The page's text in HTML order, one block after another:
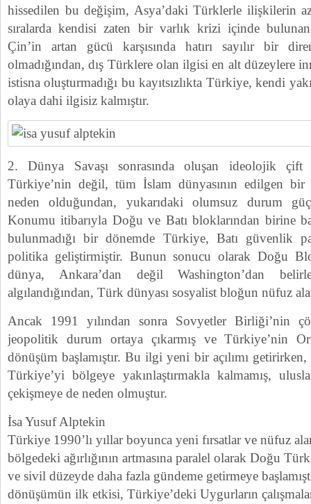
hissedilen bu değişim, Asya’daki Türklerle ilişkilerin
sıralarda kendisi zaten bir varlık krizi içinde
Çin’in artan gücü karşısında hatırı sayılır bir
olmadığından, dış Türklere olan ilgisi en alt düzeylere
istisna oluşturmadığı bu kayıtsızlıkta Türkiye, kendi
olaya dahi ilgisiz kalmıştır.
2. Dünya Savaşı sonrasında oluşan ideolojik çift
Türkiye’nin değil, tüm İslam dünyasının edilgen bir
neden olduğundan, yukarıdaki olumsuz durum
Konumu itibarıyla Doğu ve Batı bloklarından birine
bulunmadığı bir dönemde Türkiye, Batı güvenlik
politika geliştirmiştir. Bunun sonucu olarak Doğu
dünya, Ankara’dan değil Washington’dan
algılandığından, Türk dünyası sosyalist bloğun nüfuz
Ancak 1991 yılından sonra Sovyetler Birliği’nin
jeopolitik durum ortaya çıkarmış ve Türkiye’nin
dönüşüm başlamıştır. Bu ilgi yeni bir açılımı getirirken,
Türkiye’yi bölgeye yakınlaştırmakla kalmamış,
çekişmeye de neden olmuştur.
İsa Yusuf Alptekin
Türkiye 1990’lı yıllar boyunca yeni fırsatlar ve nüfuz
bölgedeki ağırlığının artmasına paralel olarak Doğu
ve sivil düzeyde daha fazla gündeme getirmeye
dönüşümün ilk etkisi, Türkiye’deki Uygurların